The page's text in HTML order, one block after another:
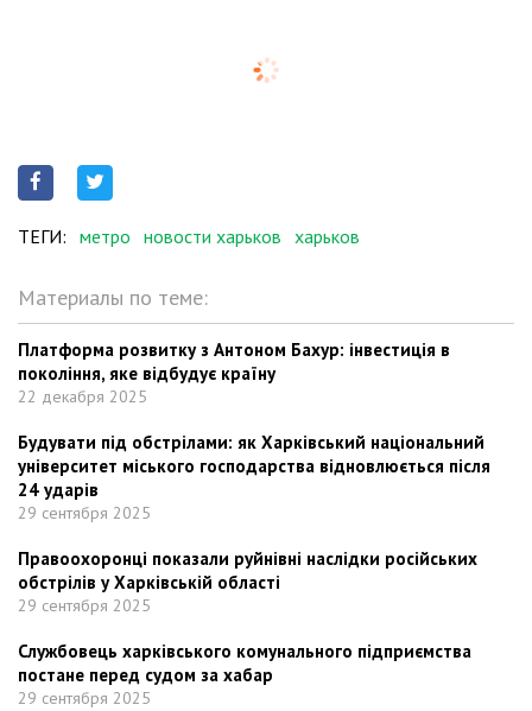
ТЕГИ: метро новости харьков харьков
Материалы по теме:
Платформа розвитку з Антоном Бахур: інвестиція в
покоління, яке відбудує країну
22 декабря 2025
Будувати під обстрілами: як Харківський національний
університет міського господарства відновлюється після
24 ударів
29 сентября 2025
Правоохоронці показали руйнівні наслідки російських
обстрілів у Харківській області
29 сентября 2025
Службовець харківського комунального підприємства
постане перед судом за хабар
29 сентября 2025